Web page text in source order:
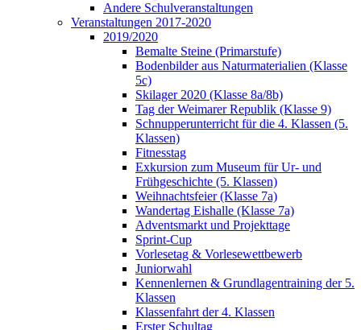
Andere Schulveranstaltungen
Veranstaltungen 2017-2020
2019/2020
Bemalte Steine (Primarstufe)
Bodenbilder aus Naturmaterialien (Klasse
5c)
Skilager 2020 (Klasse 8a/8b)
Tag der Weimarer Republik (Klasse 9)
Schnupperunterricht für die 4. Klassen (5.
Klassen)
Fitnesstag
Exkursion zum Museum für Ur- und
Frühgeschichte (5. Klassen)
Weihnachtsfeier (Klasse 7a)
Wandertag Eishalle (Klasse 7a)
Adventsmarkt und Projekttage
Sprint-Cup
Vorlesetag & Vorlesewettbewerb
Juniorwahl
Kennenlernen & Grundlagentraining der 5.
Klassen
Klassenfahrt der 4. Klassen
Erster Schultag